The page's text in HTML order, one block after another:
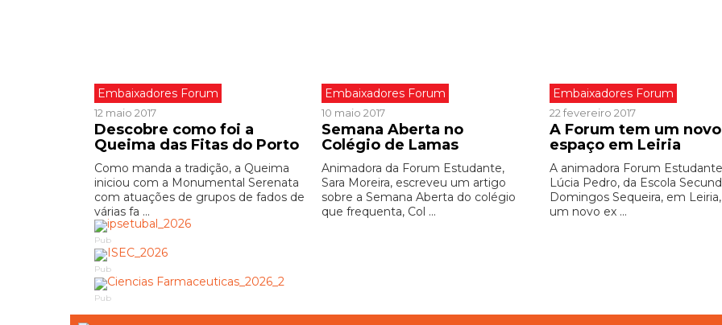
Embaixadores Forum
12 maio 2017
Descobre como foi a
Queima das Fitas do Porto
Como manda a tradição, a Queima
iniciou com a Monumental Serenata
com atuações de grupos de fados de
várias fa ...
Embaixadores Forum
10 maio 2017
Semana Aberta no
Colégio de Lamas
Animadora da Forum Estudante,
Sara Moreira, escreveu um artigo
sobre a Semana Aberta do colégio
que frequenta, Col ...
Embaixadores Forum
22 fevereiro 2017
A Forum tem um novo
espaço em Leiria
A animadora Forum
Lúcia Pedro, da Escola
Domingos Sequeira, em
um novo ex ...
Pub
Pub
Pub